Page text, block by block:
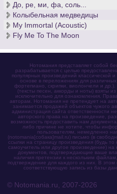
До, ре, ми, фа, соль...
Колыбельная медведицы
My Immortal (Acoustic)
Fly Me To The Moon
Нотомания представляет собой
разрабатывается с целью
популярных произведений классической
основе в переложениях для
фортепиано, скрипки, виолончели и
(тексты песен, аккорды и ноты) взяты
исключительно для ознакомления.
авторам. Нотомания не претендует на
занимается продажей объектов чужого
администрация сайта ответственности
авторского права на произведение,
возможность предоставить нам
либо причине не хотите, чтобы
пользователям, немедленно
(notomania[собака]mail.ru) письмо (в
ссылки на страницу произведения (будь
самоучитель или другое произведение)
документов, подтверждающие ваше
наличия претензии к нескольким
подтверждение для каждого из них. В этом
соответствующую запись из базы
© Notomania.ru, 2007-2026